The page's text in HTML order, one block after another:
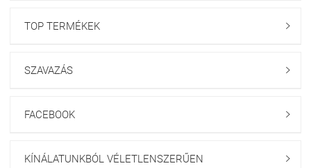
TOP TERMÉKEK 
SZAVAZÁS 
FACEBOOK 
KÍNÁLATUNKBÓL VÉLETLENSZERŰEN 